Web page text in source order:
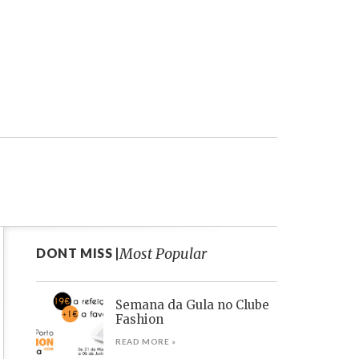
DONT MISS |Most Popular
Semana da Gula no Clube
Fashion
READ MORE »